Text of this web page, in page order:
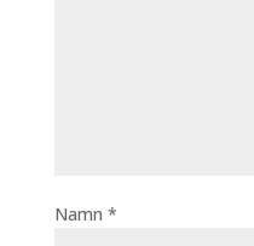
Namn *